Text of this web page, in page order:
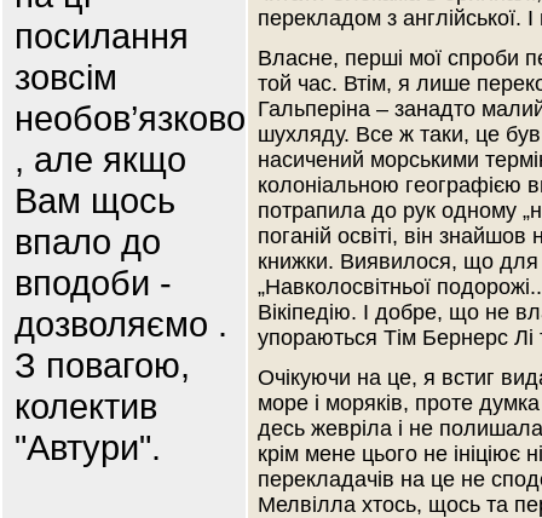
посилання
зовсім
необов’язково
, але якщо
Вам щось
впало до
вподоби -
дозволяємо .
З повагою,
колектив
"Автури".
перекладом з англійської.
Власне, перші мої спроби
той час. Втім, я лише
Гальперіна – занадто
шухляду. Все ж таки, це
насичений морськими
колоніальною географією
потрапила до рук одному
поганій освіті, він
книжки. Виявилося, що
„Навколосвітньої
Вікіпедію. І добре, що не
упораються Тім Бернерс
Очікуючи на це, я встиг
море і моряків, проте
десь жевріла і не
крім мене цього не ініціює
перекладачів на це не
Мелвілла хтось, щось та